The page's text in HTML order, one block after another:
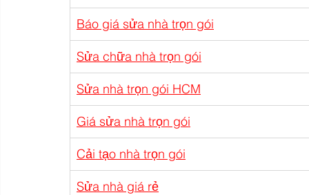
Báo giá sửa nhà trọn gói
Sửa chữa nhà trọn gói
Sửa nhà trọn gói HCM
Giá sửa nhà trọn gói
Cải tạo nhà trọn gói
Sửa nhà giá rẻ